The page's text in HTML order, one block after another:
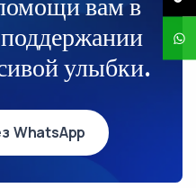
улыбки.
WhatsApp